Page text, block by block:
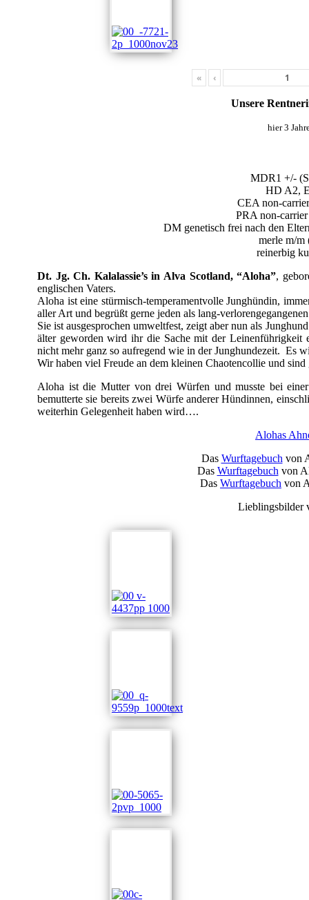
« ‹
Unsere
hier 3
MDR1 +/-
HD A2,
CEA non-
PRA non-
DM genetisch frei nach den
merle m/m
reinerbig
Dt. Jg. Ch. Kalalassie’s in Alva Scotland, “Aloha”,
englischen Vaters.
Aloha ist eine stürmisch-temperamentvolle Junghündin,
aller Art und begrüßt gerne jeden als lang-
Sie ist ausgesprochen umweltfest, zeigt aber nun als
älter geworden wird ihr die Sache mit der Leinenführigkeit
nicht mehr ganz so aufregend wie in der Junghundezeit. Es
Wir haben viel Freude an dem kleinen Chaotencollie und
Aloha ist die Mutter von drei Würfen und musste bei
bemutterte sie bereits zwei Würfe anderer Hündinnen,
weiterhin Gelegenheit haben wird….
Alohas
Das Wurftagebuch von
Das Wurftagebuch von
Das Wurftagebuch von
Lieblingsbilder